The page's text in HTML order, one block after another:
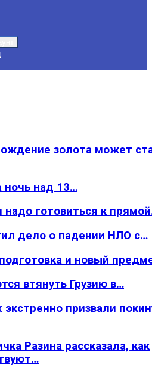
золота может
ночь над 13…
готовиться к
дело о падении НЛО с…
и новый
втянуть Грузию в…
призвали
Разина рассказала, как